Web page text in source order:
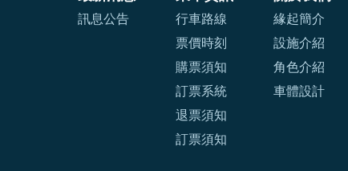
訊息公告
行車路線
票價時刻
購票須知
訂票系統
退票須知
訂票須知
緣起簡介
設施介紹
角色介紹
車體設計